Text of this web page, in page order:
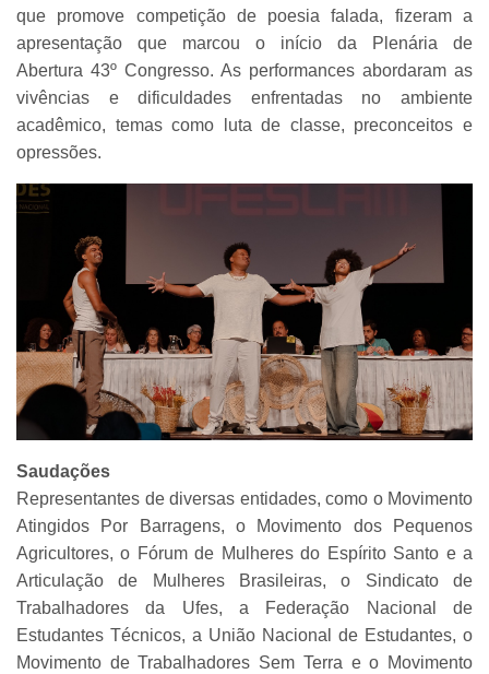
que promove competição de poesia falada, fizeram a
apresentação que marcou o início da Plenária de
Abertura 43º Congresso. As performances abordaram as
vivências e dificuldades enfrentadas no ambiente
acadêmico, temas como luta de classe, preconceitos e
opressões.
Saudações
Representantes de diversas entidades, como o Movimento
Atingidos Por Barragens, o Movimento dos Pequenos
Agricultores, o Fórum de Mulheres do Espírito Santo e a
Articulação de Mulheres Brasileiras, o Sindicato de
Trabalhadores da Ufes, a Federação Nacional de
Estudantes Técnicos, a União Nacional de Estudantes, o
Movimento de Trabalhadores Sem Terra e o Movimento